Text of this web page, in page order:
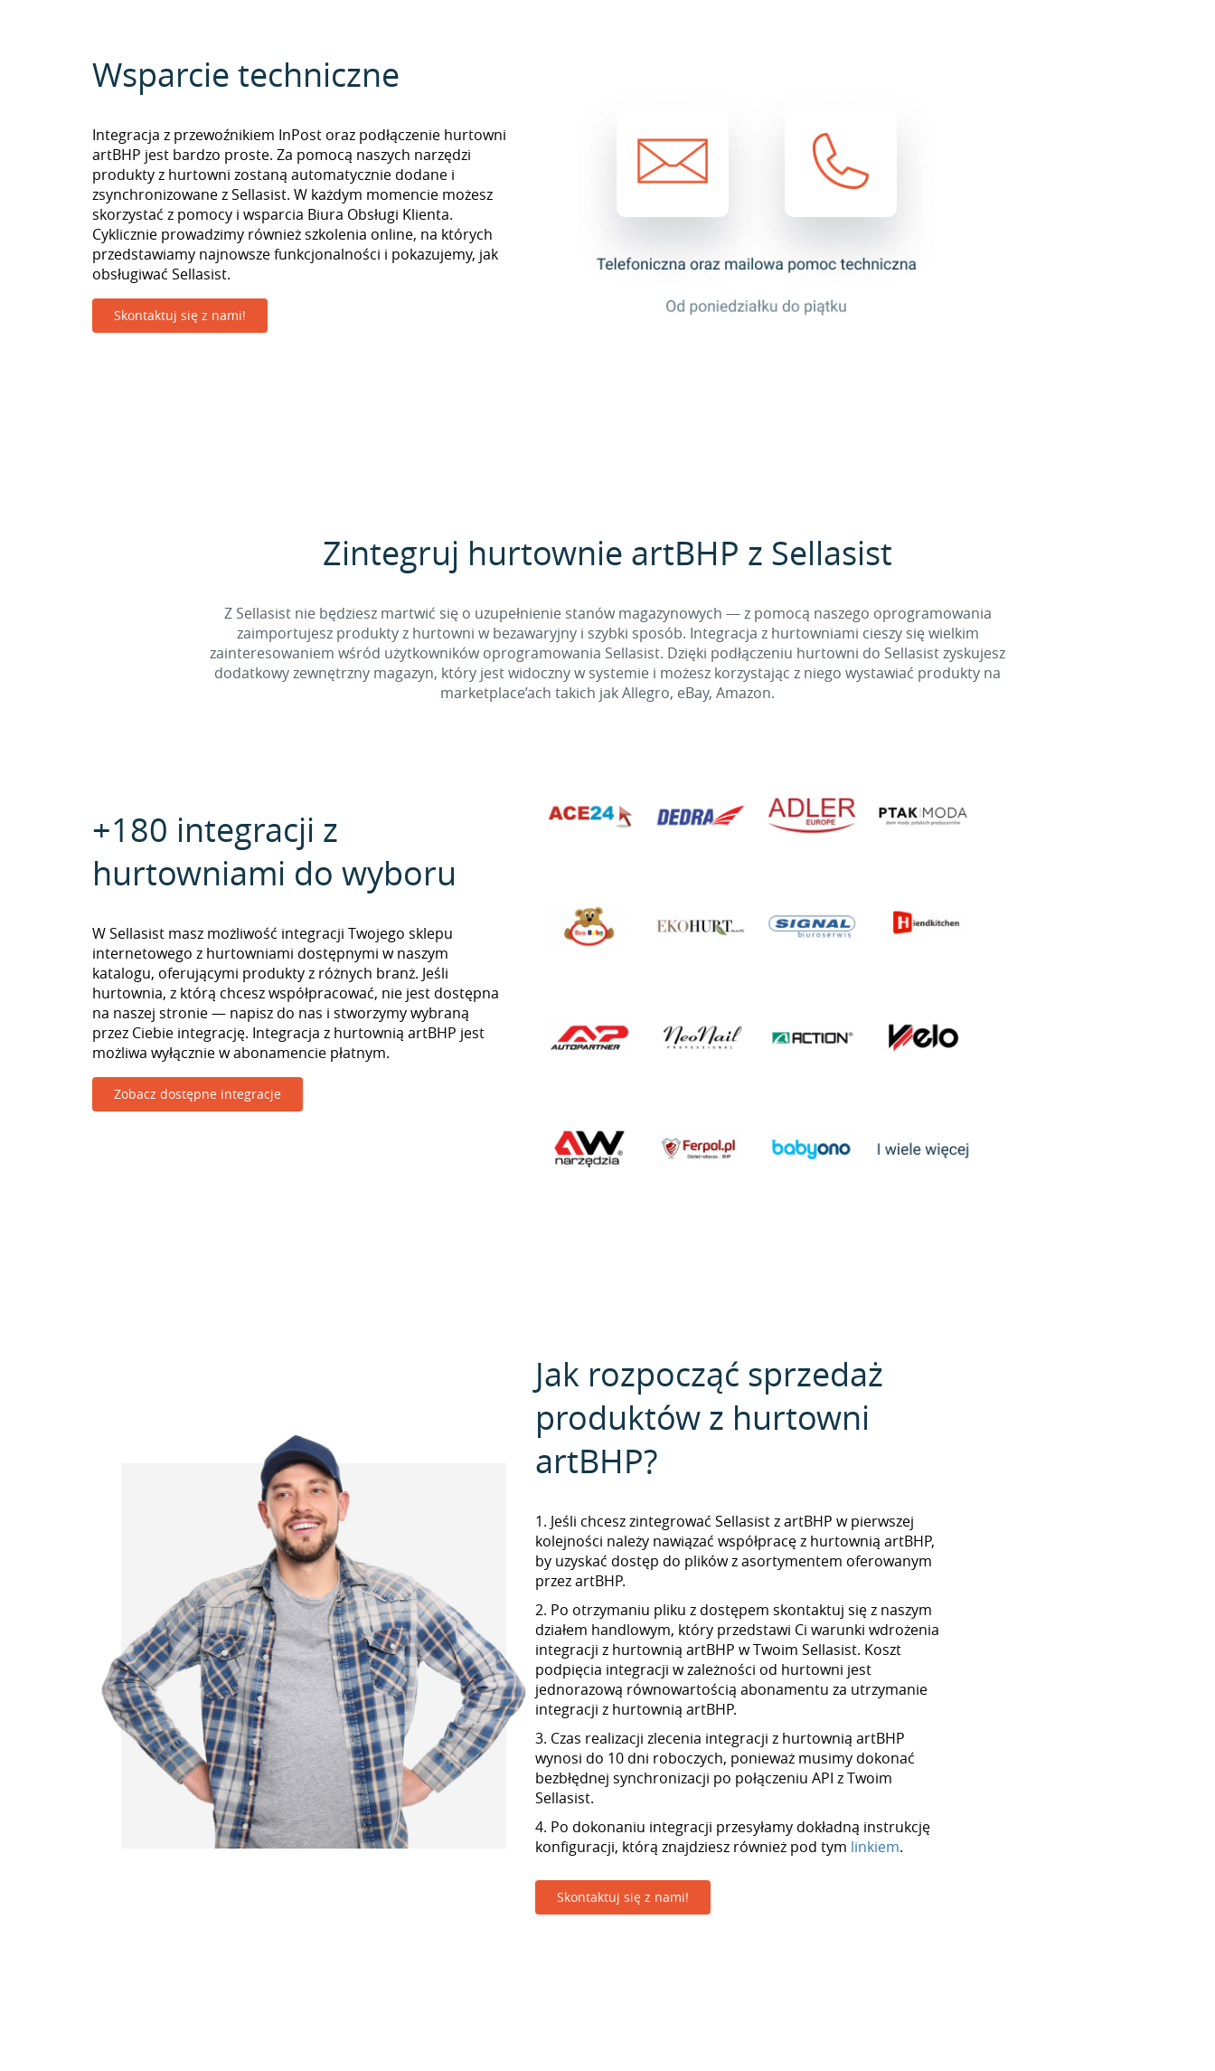
Wsparcie techniczne
Integracja z przewoźnikiem InPost oraz podłączenie hurtowni
artBHP jest bardzo proste. Za pomocą naszych narzędzi
produkty z hurtowni zostaną automatycznie dodane i
zsynchronizowane z Sellasist. W każdym momencie możesz
skorzystać z pomocy i wsparcia Biura Obsługi Klienta.
Cyklicznie prowadzimy również szkolenia online, na których
przedstawiamy najnowsze funkcjonalności i pokazujemy, jak
obsługiwać Sellasist.
Skontaktuj się z nami!
Zintegruj hurtownie artBHP z Sellasist
Z Sellasist nie będziesz martwić się o uzupełnienie stanów magazynowych — z pomocą naszego oprogramowania
zaimportujesz produkty z hurtowni w bezawaryjny i szybki sposób. Integracja z hurtowniami cieszy się wielkim
zainteresowaniem wśród użytkowników oprogramowania Sellasist. Dzięki podłączeniu hurtowni do Sellasist zyskujesz
dodatkowy zewnętrzny magazyn, który jest widoczny w systemie i możesz korzystając z niego wystawiać produkty na
marketplace’ach takich jak Allegro, eBay, Amazon.
+180 integracji z
hurtowniami do wyboru
W Sellasist masz możliwość integracji Twojego sklepu
internetowego z hurtowniami dostępnymi w naszym
katalogu, oferującymi produkty z różnych branż. Jeśli
hurtownia, z którą chcesz współpracować, nie jest dostępna
na naszej stronie — napisz do nas i stworzymy wybraną
przez Ciebie integrację. Integracja z hurtownią artBHP jest
możliwa wyłącznie w abonamencie płatnym.
Zobacz dostępne integracje
Jak rozpocząć sprzedaż
produktów z hurtowni
artBHP?
1. Jeśli chcesz zintegrować Sellasist z artBHP w pierwszej
kolejności należy nawiązać współpracę z hurtownią artBHP,
by uzyskać dostęp do plików z asortymentem oferowanym
przez artBHP.
2. Po otrzymaniu pliku z dostępem skontaktuj się z naszym
działem handlowym, który przedstawi Ci warunki wdrożenia
integracji z hurtownią artBHP w Twoim Sellasist. Koszt
podpięcia integracji w zależności od hurtowni jest
jednorazową równowartością abonamentu za utrzymanie
integracji z hurtownią artBHP.
3. Czas realizacji zlecenia integracji z hurtownią artBHP
wynosi do 10 dni roboczych, ponieważ musimy dokonać
bezbłędnej synchronizacji po połączeniu API z Twoim
Sellasist.
4. Po dokonaniu integracji przesyłamy dokładną instrukcję
konfiguracji, którą znajdziesz również pod tym linkiem.
Skontaktuj się z nami!